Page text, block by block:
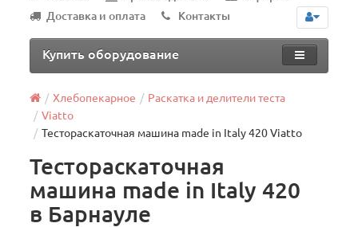
Доставка и оплата
Контакты
Купить оборудование
Хлебопекарное
Раскатка и делители теста
Viatto
Тестораскаточная машина made in Italy 420 Viatto
Тестораскаточная
машина made in Italy 420
в Барнауле